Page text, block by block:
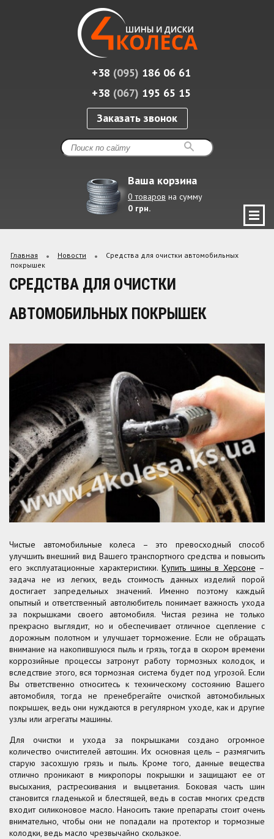
+38 (095) 186 06 61
+38 (067) 195 65 15
Заказать звонок
Ваша корзина
0 товаров на сумму
0 грн.
Главная Новости
Средства для очистки автомобильных
покрышек
СРЕДСТВА ДЛЯ ОЧИСТКИ
АВТОМОБИЛЬНЫХ ПОКРЫШЕК
Чистые автомобильные колеса – это превосходный способ
улучшить внешний вид Вашего транспортного средства и повысить
его эксплуатационные характеристики.Купить шины в Херсоне –
задача не из легких, ведь стоимость данных изделий порой
достигает запредельных значений. Именно поэтому каждый
опытный и ответственный автолюбитель понимает важность ухода
за покрышками своего автомобиля. Чистая резина не только
прекрасно выглядит, но и обеспечивает отличное сцепление с
дорожным полотном и улучшает торможение. Если не обращать
внимание на накопившуюся пыль и грязь, тогда в скором времени
коррозийные процессы затронут работу тормозных колодок, и
вследствие этого, вся тормозная система будет под угрозой. Если
Вы ответственно относитесь к техническому состоянию Вашего
автомобиля, тогда не пренебрегайте очисткой автомобильных
покрышек, ведь они нуждаются в регулярном уходе, как и другие
узлы или агрегаты машины.
Для очистки и ухода за покрышками создано огромное
количество очистителей автошин. Их основная цель – размягчить
старую засохшую грязь и пыль. Кроме того, данные вещества
отлично проникают в микропоры покрышки и защищают ее от
высыхания, растрескивания и выцветания. Боковая часть шин
становится гладенькой и блестящей, ведь в состав многих средств
входит силиконовое масло. Наносить такие препараты стоит очень
внимательно, чтобы они не попадали на протектор и тормозные
колодки, ведь масло чрезвычайно скользкое.